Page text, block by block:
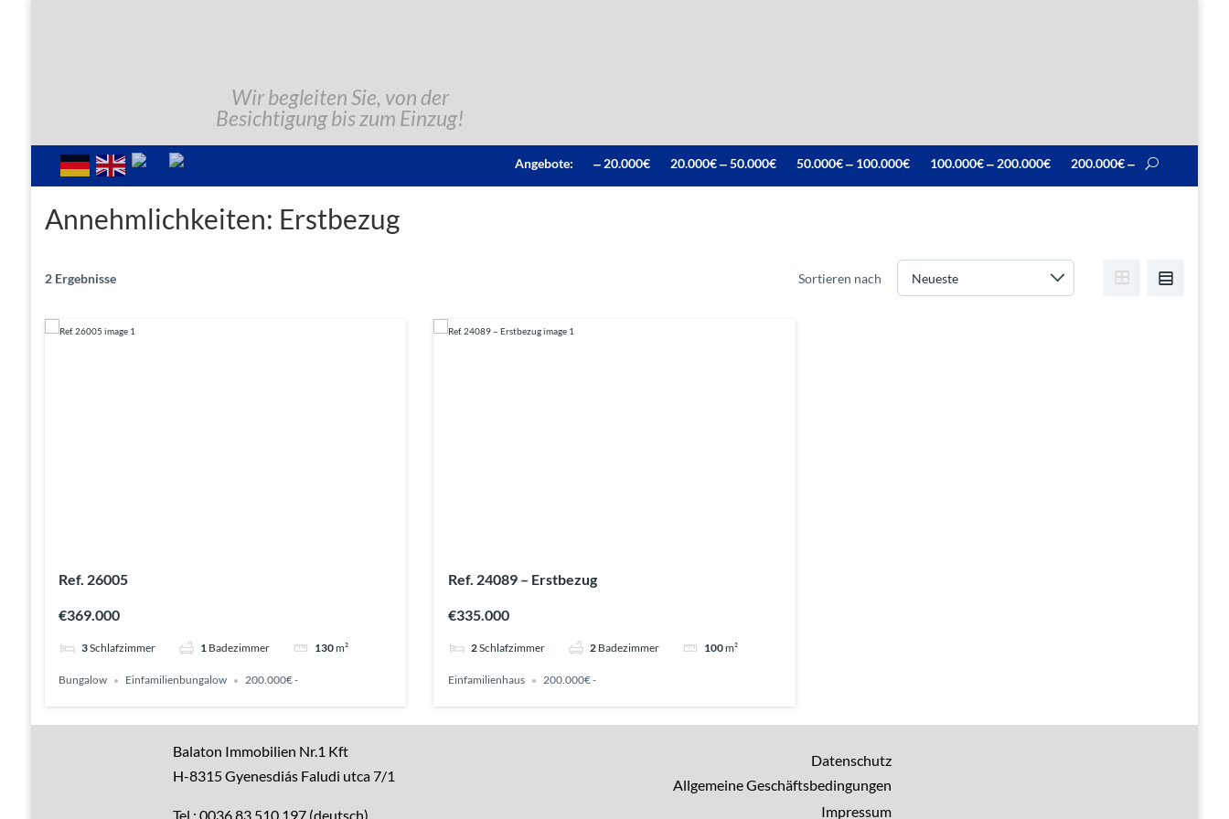
Wir begleiten Sie, von der
Besichtigung bis zum Einzug!
Angebote: ‒ 20.000€ 20.000€ ‒ 50.000€ 50.000€ ‒ 100.000€ 100.000€ ‒ 200.000€ 200.000€ ‒
Annehmlichkeiten: Erstbezug
2 Ergebnisse Sortieren nach
Ref. 26005
€369.000
3Schlafzimmer 1 Badezimmer 130m²
Bungalow Einfamilienbungalow 200.000€ -
Ref. 24089 – Erstbezug
€335.000
2Schlafzimmer 2 Badezimmer 100m²
Einfamilienhaus 200.000€ -
Balaton Immobilien Nr.1 Kft
H-8315 Gyenesdiás Faludi utca 7/1
Tel.: 0036 83 510 197 (deutsch)
Datenschutz
Allgemeine Geschäftsbedingungen
Impressum